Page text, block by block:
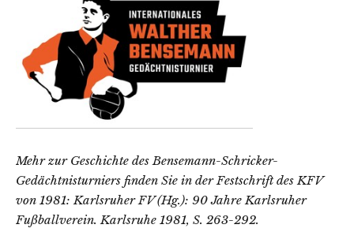
Mehr zur Geschichte des Bensemann-Schricker-
Gedächtnisturniers finden Sie in der Festschrift des KFV
von 1981: Karlsruher FV (Hg.): 90 Jahre Karlsruher
Fußballverein. Karlsruhe 1981, S. 263-292.